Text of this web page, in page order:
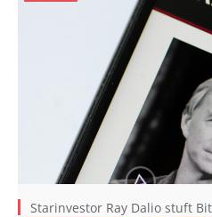
Starinvestor Ray Dalio stuft